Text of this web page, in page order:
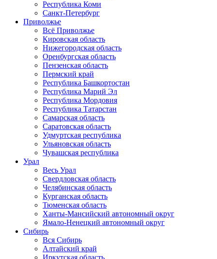
Республика Коми
Санкт-Петербург
Приволжье
Всё Приволжье
Кировская область
Нижегородская область
Оренбургская область
Пензенская область
Пермский край
Республика Башкортостан
Республика Марий Эл
Республика Мордовия
Республика Татарстан
Самарская область
Саратовская область
Удмуртская республика
Ульяновская область
Чувашская республика
Урал
Весь Урал
Свердловская область
Челябинская область
Курганская область
Тюменская область
Ханты-Мансийский автономный округ
Ямало-Ненецкий автономный округ
Сибирь
Вся Сибирь
Алтайский край
Иркутская область